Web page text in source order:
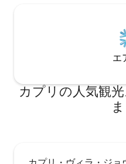
エ
カプリの人気観